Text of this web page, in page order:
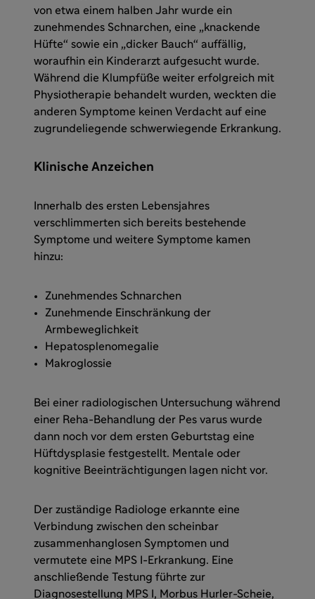
von etwa einem halben Jahr wurde ein
zunehmendes Schnarchen, eine „knackende
Hüfte“ sowie ein „dicker Bauch“ auffällig,
woraufhin ein Kinderarzt aufgesucht wurde.
Während die Klumpfüße weiter erfolgreich mit
Physiotherapie behandelt wurden, weckten die
anderen Symptome keinen Verdacht auf eine
zugrundeliegende schwerwiegende Erkrankung.
Klinische Anzeichen
Innerhalb des ersten Lebensjahres
verschlimmerten sich bereits bestehende
Symptome und weitere Symptome kamen
hinzu:
Zunehmendes Schnarchen
Zunehmende Einschränkung der
Armbeweglichkeit
Hepatosplenomegalie
Makroglossie
Bei einer radiologischen Untersuchung während
einer Reha-Behandlung der Pes varus wurde
dann noch vor dem ersten Geburtstag eine
Hüftdysplasie festgestellt. Mentale oder
kognitive Beeinträchtigungen lagen nicht vor.
Der zuständige Radiologe erkannte eine
Verbindung zwischen den scheinbar
zusammenhanglosen Symptomen und
vermutete eine MPS I-Erkrankung. Eine
anschließende Testung führte zur
Diagnosestellung MPS I, Morbus Hurler-Scheie,